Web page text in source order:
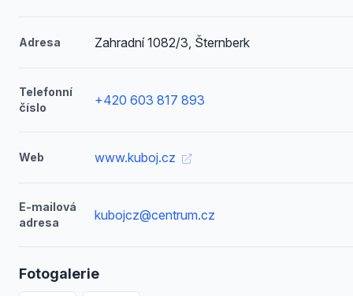
Adresa Zahradní 1082/3, Šternberk
Telefonní
číslo
+420 603 817 893
Web www.kuboj.cz
E-mailová
adresa
kubojcz@centrum.cz
Fotogalerie